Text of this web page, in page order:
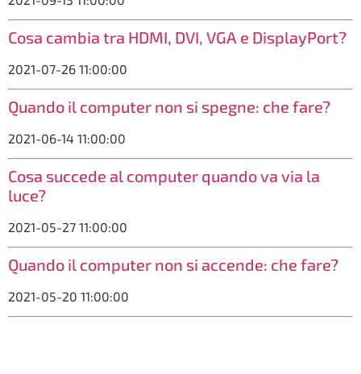
Cosa cambia tra HDMI, DVI, VGA e DisplayPort?
2021-07-26 11:00:00
Quando il computer non si spegne: che fare?
2021-06-14 11:00:00
Cosa succede al computer quando va via la
luce?
2021-05-27 11:00:00
Quando il computer non si accende: che fare?
2021-05-20 11:00:00